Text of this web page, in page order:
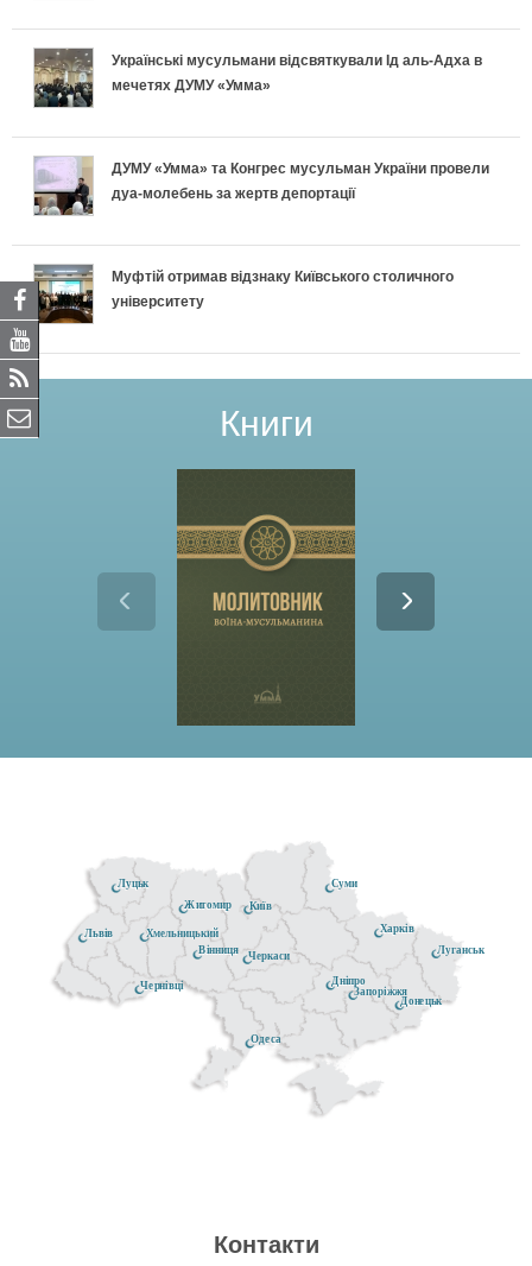
Українські мусульмани відсвяткували Ід аль-Адха в
мечетях ДУМУ «Умма»
ДУМУ «Умма» та Конгрес мусульман України провели
дуа-молебень за жертв депортації
Муфтій отримав відзнаку Київського столичного
університету
Книги
Донецьк
Житомир
Черкаси
Чернівці
Київ
Луганськ
Хмельницький
Луцьк
Дніпро
Одеса
Суми
Вінниця
Запоріжжя
Львів Харків
Контакти